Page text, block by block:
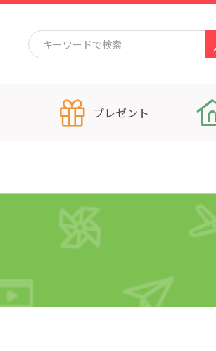
プレゼント